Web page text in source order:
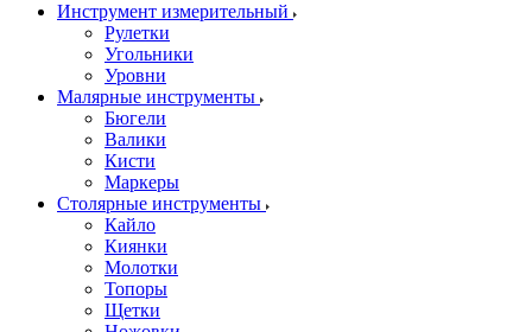
Инструмент измерительный
Рулетки
Угольники
Уровни
Малярные инструменты
Бюгели
Валики
Кисти
Маркеры
Столярные инструменты
Кайло
Киянки
Молотки
Топоры
Щетки